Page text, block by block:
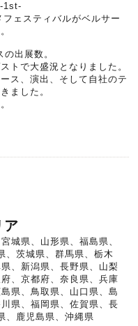
1st-
ェスティバルがベルサー
出展数。
トで大盛況となりました。
ス、演出、そして自社のテ
ました。
ア
城県、山形県、福島県、
、茨城県、群馬県、栃木
、新潟県、長野県、山梨
、京都府、奈良県、兵庫
県、鳥取県、山口県、島
県、福岡県、佐賀県、長
、鹿児島県、沖縄県